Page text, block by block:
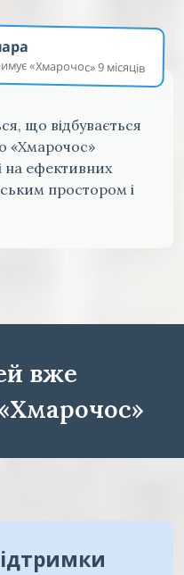
«Хмарочос» 9 місяців
що відбувається
«Хмарочос»
на ефективних
простором і
вже